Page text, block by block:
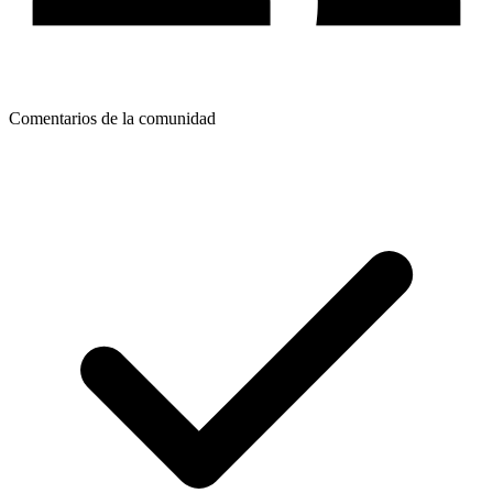
Comentarios de la comunidad